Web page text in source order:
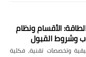
الأقسام ونظام
وشروط القبول
وتخصصات تقنية، فكلية